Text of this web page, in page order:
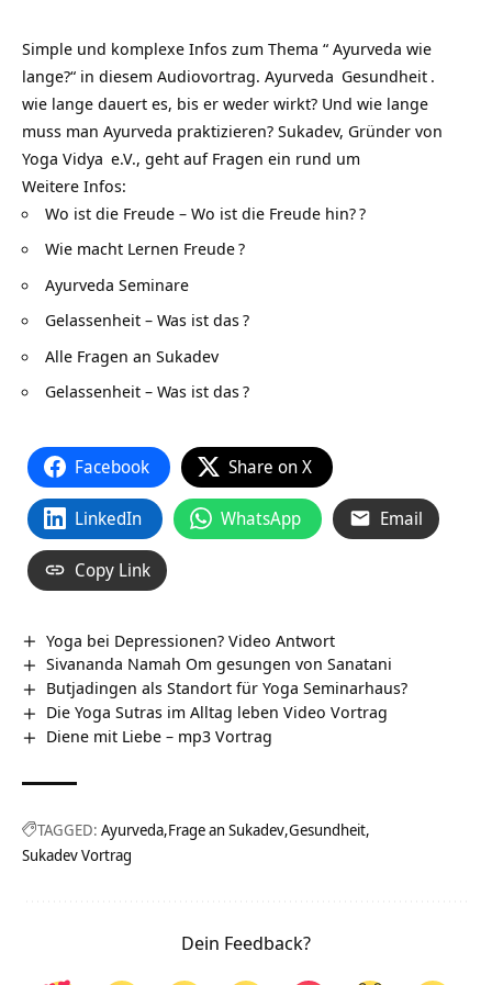
Simple und komplexe Infos zum Thema “ Ayurveda wie
lange?“ in diesem Audiovortrag. Ayurveda Gesundheit .
wie lange dauert es, bis er weder wirkt? Und wie lange
muss man Ayurveda praktizieren? Sukadev, Gründer von
Yoga Vidya e.V., geht auf Fragen ein rund um
Weitere Infos:
Wo ist die Freude – Wo ist die Freude hin??
Wie macht Lernen Freude?
Ayurveda Seminare
Gelassenheit – Was ist das?
Alle Fragen an Sukadev
Gelassenheit – Was ist das?
Facebook Share on X
LinkedIn WhatsApp Email
Copy Link
Yoga bei Depressionen? Video Antwort
Sivananda Namah Om gesungen von Sanatani
Butjadingen als Standort für Yoga Seminarhaus?
Die Yoga Sutras im Alltag leben Video Vortrag
Diene mit Liebe – mp3 Vortrag
TAGGED: Ayurveda Frage an Sukadev Gesundheit
Sukadev Vortrag
Dein Feedback?